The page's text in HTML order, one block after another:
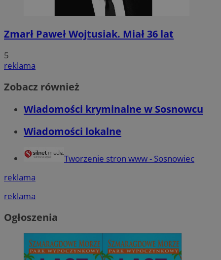
Zmarł Paweł Wojtusiak. Miał 36 lat
5
reklama
Zobacz również
Wiadomości kryminalne w Sosnowcu
Wiadomości lokalne
Tworzenie stron www - Sosnowiec
reklama
reklama
Ogłoszenia